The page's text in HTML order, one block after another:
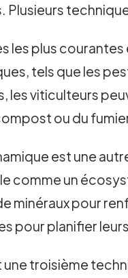
Plusieurs
les plus
tels que les
les viticulteurs
ou du
est une
comme un
minéraux pour
pour planifier
troisième